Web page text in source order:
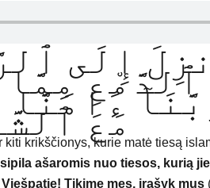
إِلَىمِمَّا
مَعَ
kiti krikščionys, kurie matė tiesą
ašaromis nuo tiesos, kurią
Viešpatie! Tikime mes, įrašyk mus